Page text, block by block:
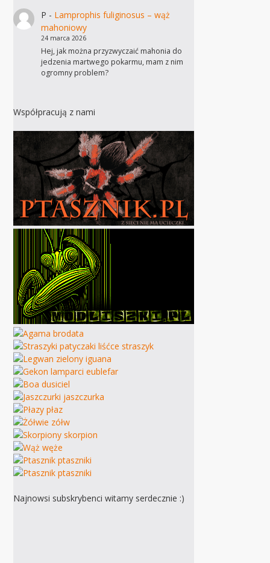
P - Lamprophis fuliginosus – wąż
mahoniowy
24 marca 2026
Hej, jak można przyzwyczaić mahonia do
jedzenia martwego pokarmu, mam z nim
ogromny problem?
Współpracują z nami
Najnowsi subskrybenci witamy serdecznie :)